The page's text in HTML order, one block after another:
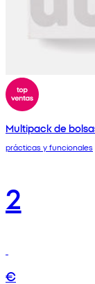
Multipack de
prácticas y funcionales
2
€